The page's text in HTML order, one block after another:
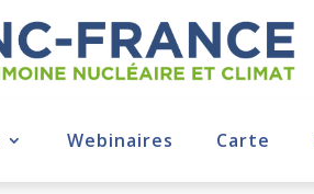
Webinaires Carte